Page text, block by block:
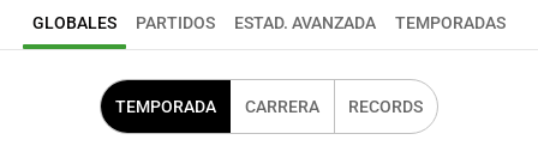
GLOBALES PARTIDOS ESTAD. AVANZADA TEMPORADAS
TEMPORADA CARRERA RECORDS